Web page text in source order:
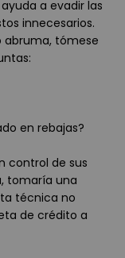
a evadir las
innecesarios.
abruma, tómese
en rebajas?
control de sus
tomaría una
técnica no
de crédito a